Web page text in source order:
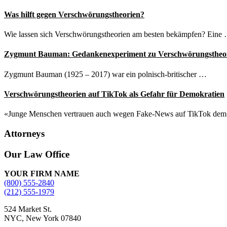
Was hilft gegen Verschwörungstheorien?
Wie lassen sich Verschwörungstheorien am besten bekämpfen? Eine
Zygmunt Bauman: Gedankenexperiment zu
Zygmunt Bauman (1925 – 2017) war ein polnisch-britischer …
Verschwörungstheorien auf TikTok als Gefahr für Demokratien
«Junge Menschen vertrauen auch wegen Fake-News auf TikTok
Attorneys
Site
Footer
Our Law Office
YOUR FIRM NAME
(800) 555-2840
(212) 555-1979
524 Market St.
NYC, New York 07840